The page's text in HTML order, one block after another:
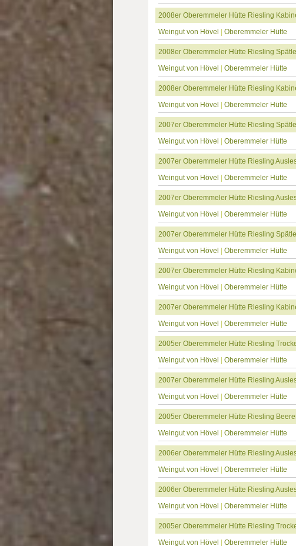
2008er Oberemmeler Hütte Riesling
Weingut von Hövel
Oberemmeler Hütte
2008er Oberemmeler Hütte Riesling
Weingut von Hövel
Oberemmeler Hütte
2008er Oberemmeler Hütte Riesling
Weingut von Hövel
Oberemmeler Hütte
2007er Oberemmeler Hütte Riesling
Weingut von Hövel
Oberemmeler Hütte
2007er Oberemmeler Hütte Riesling
Weingut von Hövel
Oberemmeler Hütte
2007er Oberemmeler Hütte Riesling
Weingut von Hövel
Oberemmeler Hütte
2007er Oberemmeler Hütte Riesling
Weingut von Hövel
Oberemmeler Hütte
2007er Oberemmeler Hütte Riesling
Weingut von Hövel
Oberemmeler Hütte
2007er Oberemmeler Hütte Riesling
Weingut von Hövel
Oberemmeler Hütte
2005er Oberemmeler Hütte Riesling
Weingut von Hövel
Oberemmeler Hütte
2007er Oberemmeler Hütte Riesling
Weingut von Hövel
Oberemmeler Hütte
2005er Oberemmeler Hütte Riesling
Weingut von Hövel
Oberemmeler Hütte
2006er Oberemmeler Hütte Riesling
Weingut von Hövel
Oberemmeler Hütte
2006er Oberemmeler Hütte Riesling
Weingut von Hövel
Oberemmeler Hütte
2005er Oberemmeler Hütte Riesling
Weingut von Hövel
Oberemmeler Hütte